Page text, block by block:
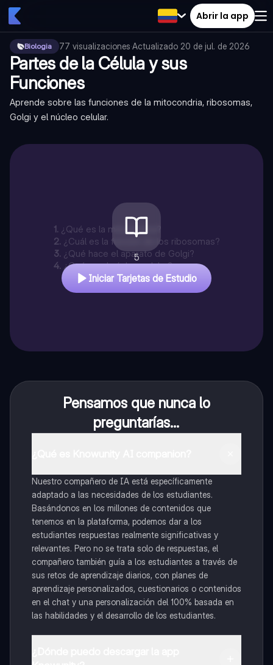
Abrir la app
Biologia 77 visualizaciones·Actualizado 20 de jul. de 2026
Partes de la Célula y sus
Funciones
Aprende sobre las funciones de la mitocondria, ribosomas,
Golgi y el núcleo celular.
1. ¿Qué es la mitocondria?
2. ¿Cuál es la función de los ribosomas?
3. ¿Qué hace el aparato de Golgi?
4. ¿Qué es el núcleo celular?
5
Iniciar Tarjetas de Estudio
Pensamos que nunca lo
preguntarías...
Nuestro compañero de IA está específicamente
adaptado a las necesidades de los estudiantes.
Basándonos en los millones de contenidos que
tenemos en la plataforma, podemos dar a los
estudiantes respuestas realmente significativas y
relevantes. Pero no se trata solo de respuestas, el
compañero también guía a los estudiantes a través de
sus retos de aprendizaje diarios, con planes de
aprendizaje personalizados, cuestionarios o contenidos
en el chat y una personalización del 100% basada en
las habilidades y el desarrollo de los estudiantes.